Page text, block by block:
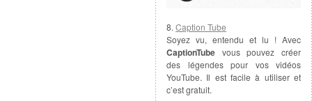
8. Caption Tube
Soyez vu, entendu et lu ! Avec
CaptionTube vous pouvez créer
des légendes pour vos vidéos
YouTube. Il est facile à utiliser et
c’est gratuit.